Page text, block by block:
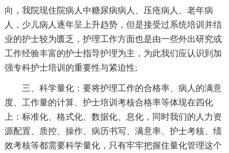
向，我院现住院病人中糖尿病病人、压疮病人、老年病
人，少儿病人逐年呈上升趋势，但是接受过系统培训并结
业的护士较为匮乏，护理工作方面也是由一些外出研究或
工作经验丰富的护士指导护理为主，为此我们应认识到加
强专科护士培训的重要性与紧迫性;
三、科学量化：要将护理工作的合格率、病人的满意
度、工作量的计算、护士培训考核合格率等体现在四化
上：标准化、格式化、数据化、息化，同时我们的人力资
源配置、质控、操作、病历书写、满意率、护士考核、绩
效考核等都需要科学量化，只有牢牢把握住量化管理这个